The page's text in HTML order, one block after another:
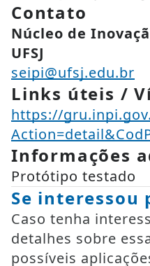
Contato
Núcleo de
UFSJ
seipi@ufsj.edu.br
Links úteis /
https://
Informações
Protótipo testado
Se interessou
Caso tenha
detalhes sobre
possíveis